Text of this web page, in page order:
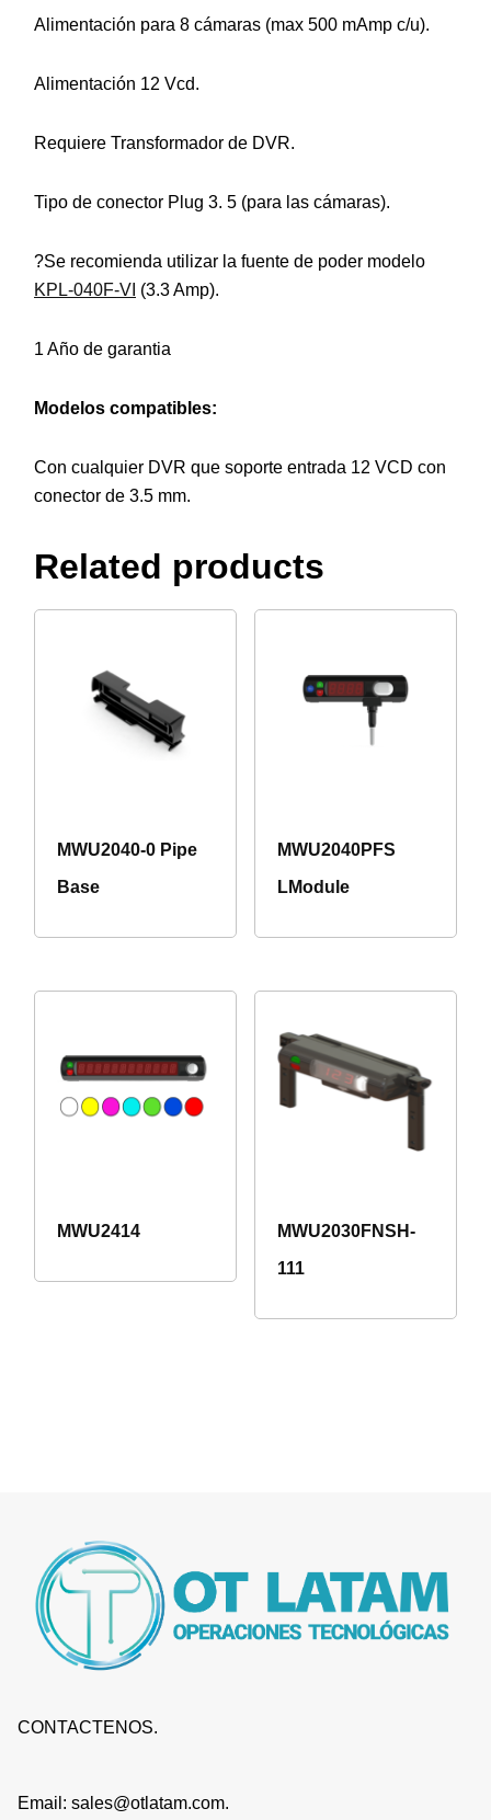
Alimentación para 8 cámaras (max 500 mAmp c/u).
Alimentación 12 Vcd.
Requiere Transformador de DVR.
Tipo de conector Plug 3. 5 (para las cámaras).
?Se recomienda utilizar la fuente de poder modelo
KPL-040F-VI (3.3 Amp).
1 Año de garantia
Modelos compatibles:
Con cualquier DVR que soporte entrada 12 VCD con
conector de 3.5 mm.
Related products
MWU2040-0 Pipe
Base
MWU2040PFS
LModule
MWU2414
MWU2030FNSH-
111
CONTACTENOS.
Email: sales@otlatam.com.